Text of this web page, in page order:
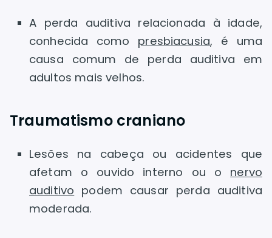
A perda auditiva relacionada à idade,
conhecida como presbiacusia, é uma
causa comum de perda auditiva em
adultos mais velhos.
Traumatismo craniano
Lesões na cabeça ou acidentes que
afetam o ouvido interno ou o nervo
auditivo podem causar perda auditiva
moderada.